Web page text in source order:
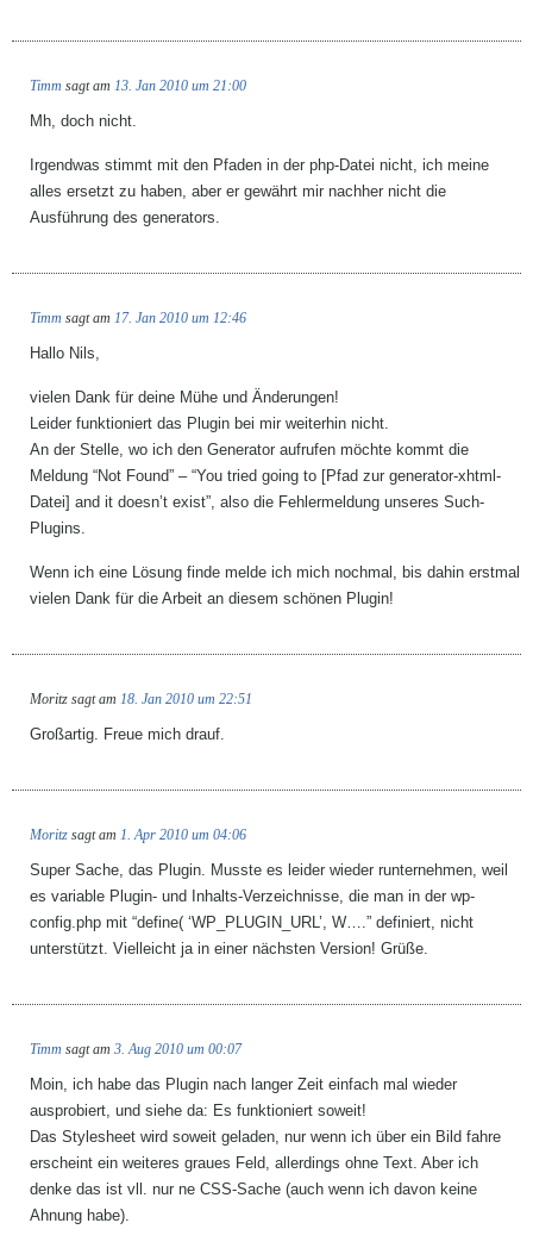
Timm sagt am 13. Jan 2010 um 21:00
Mh, doch nicht.
Irgendwas stimmt mit den Pfaden in der php-Datei nicht, ich meine
alles ersetzt zu haben, aber er gewährt mir nachher nicht die
Ausführung des generators.
Timm sagt am 17. Jan 2010 um 12:46
Hallo Nils,
vielen Dank für deine Mühe und Änderungen!
Leider funktioniert das Plugin bei mir weiterhin nicht.
An der Stelle, wo ich den Generator aufrufen möchte kommt die
Meldung “Not Found” – “You tried going to [Pfad zur generator-xhtml-
Datei] and it doesn’t exist”, also die Fehlermeldung unseres Such-
Plugins.
Wenn ich eine Lösung finde melde ich mich nochmal, bis dahin erstmal
vielen Dank für die Arbeit an diesem schönen Plugin!
Moritz sagt am 18. Jan 2010 um 22:51
Großartig. Freue mich drauf.
Moritz sagt am 1. Apr 2010 um 04:06
Super Sache, das Plugin. Musste es leider wieder runternehmen, weil
es variable Plugin- und Inhalts-Verzeichnisse, die man in der wp-
config.php mit “define( ‘WP_PLUGIN_URL’, W….” definiert, nicht
unterstützt. Vielleicht ja in einer nächsten Version! Grüße.
Timm sagt am 3. Aug 2010 um 00:07
Moin, ich habe das Plugin nach langer Zeit einfach mal wieder
ausprobiert, und siehe da: Es funktioniert soweit!
Das Stylesheet wird soweit geladen, nur wenn ich über ein Bild fahre
erscheint ein weiteres graues Feld, allerdings ohne Text. Aber ich
denke das ist vll. nur ne CSS-Sache (auch wenn ich davon keine
Ahnung habe).